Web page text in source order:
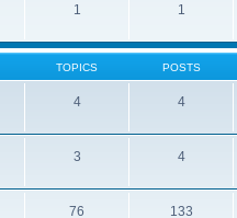
1 1
TOPICS POSTS
4 4
3 4
76 133